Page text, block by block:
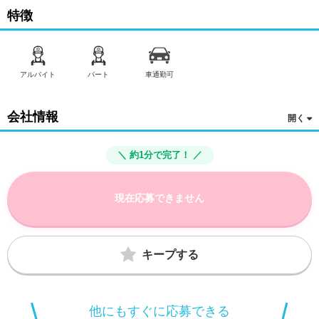
特徴
アルバイト パート 車通勤可
会社情報
＼ 約1分で完了！ ／
現在応募できません
キープする
他にもすぐに応募できる